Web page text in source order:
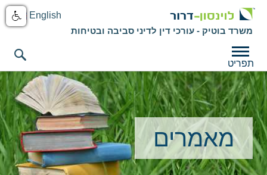
English
משרד בוטיק - עורכי דין לדיני סביבה ובטיחות
תפריט
מאמרים